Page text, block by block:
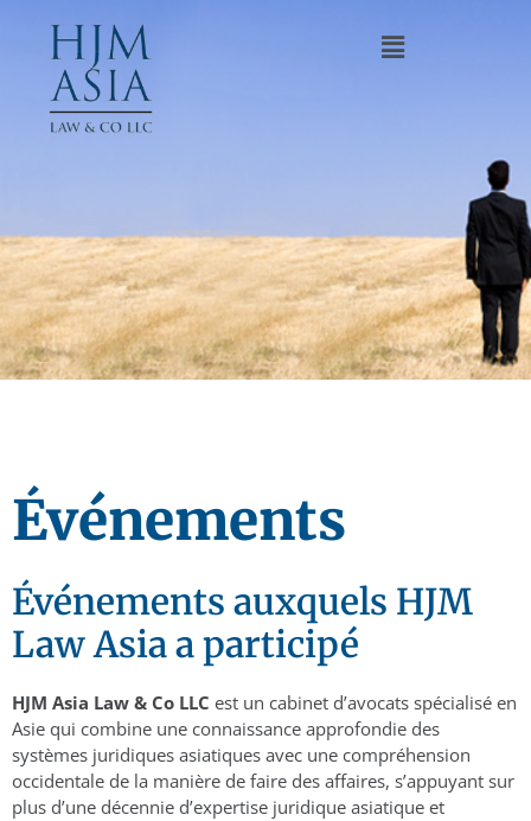
Événements
Événements auxquels HJM
Law Asia a participé
HJM Asia Law & Co LLC est un cabinet d’avocats spécialisé en
Asie qui combine une connaissance approfondie des
systèmes juridiques asiatiques avec une compréhension
occidentale de la manière de faire des affaires, s’appuyant sur
plus d’une décennie d’expertise juridique asiatique et